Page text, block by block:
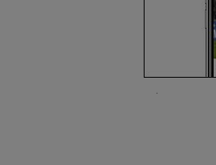
.